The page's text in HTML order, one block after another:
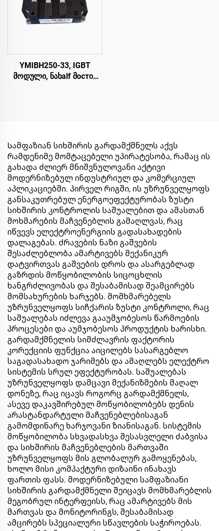
YMIBH250-33, IGBT
მოდული, ნახalf მостის
Სამფაზიან სიხშირის გარდამქმნელს აქვს
რამდენიმე მომტაცებელი უპირატესობა, რამაც ის
გახადა ძლიერ მნიშვნულოვანი აქტივი
მოდერნიზებულ ინდუსტრიულ და კომერციულ
აპლიკაციებში. პირველ რიგში, ის უზრუნველყოფს
განსაკუთრებულ ენერგოეფექტურობას ზუსტი
სიხშირის კონტროლის საშუალებით და ამასთან
მოხმარების მაჩვენებლის გამაღლვას, რაც
იწვევს ელექტროენერგიის გადასახადების
დალაგებას. ძრავების ნაზი გაშვების
შესაძლებლობა ამარტივებს მექანიკურ
დატვირთვას გაშვების დროს და ასარგებლად
გაზრდის მოწყობილობის სიცოცხლის
ხანგრძლივობას და შესაბამისად შეამცირებს
მომსახურების ხარჯებს. მომხმარებელს
უზრუნველყოფს სიჩქარის ზუსტი კონტროლი, რაც
საშუალებას იძლევა გააუმჯობესოს წარმოების
პროცესები და აუმჯობესოს პროდუქტის ხარისხი.
გარდამქმნელის სიმძლავრის ფაქტორის
კორექციის ფუნქცია აიცილებს სასარგებლო
საგადასახადო ჯარიმებს და ამაღლებს ელექტრო
სისტემის სრულ ეფექტურობას. საშუალებას
უზრუნველყოფს დამცავი მექანიზმების მაღალ
დონეზე, რაც იცავს როგორც გარდამქმნელს,
ასევე დაკავშირებულ მოწყობილობებს დენის
არასტანდარტული მაჩვენებლებისაგან
გამომდინარე ხარჯოვანი ზიანისაგან. სისტემის
მოწყობილობა სხვადასხვა შესასვლელი ძაბვისა
და სიხშირის მაჩვენებლების მართვაში
უზრუნველყოფს მის გლობალურ გამოყენებას,
ხოლო მისი კომპაქტური დიზაინი ინახავს
ფართის ფასს. მოდერნიზებული სამფაზიანი
სიხშირის გარდამქმნელი შეიცავს მომხმარებლის
მეგობრულ ინტერფეისს, რაც ამარტივებს მის
მართვას და მონიტორინგს, შესაბამისად
ამცირებს სპეციალური სწავლების საჭიროებას.